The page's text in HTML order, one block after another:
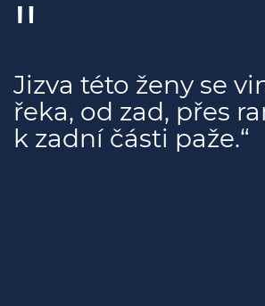
Jizva této ženy se
řeka, od zad, přes
k zadní části paže.“